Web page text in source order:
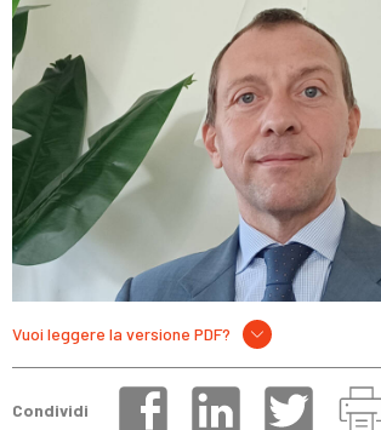
Vuoi leggere la versione PDF?
Condividi